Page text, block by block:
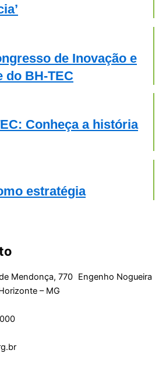
de Inovação e
do BH-TEC
Conheça a história
estratégia
Mendonça, 770 Engenho Nogueira
– MG